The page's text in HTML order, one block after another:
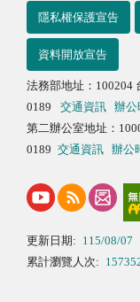
隱私權保護宣告
資料開放宣告
法務部地址：100204
0189
交通資訊
辦公
第二辦公室地址：
0189 交通資訊 辦公
更新日期: 115/08/07
累計瀏覽人次: